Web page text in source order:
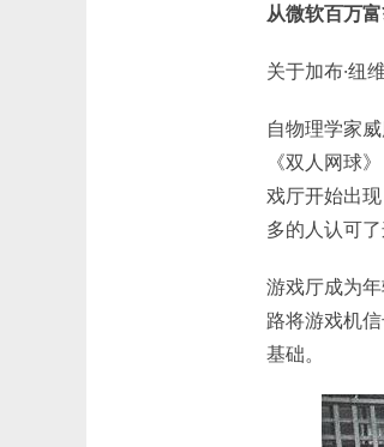
从微软百万
关于加布·纽
自物理学家
《双人网球
戏厅开始出
多的人认可了
游戏厅成为
路将游戏机
基础。